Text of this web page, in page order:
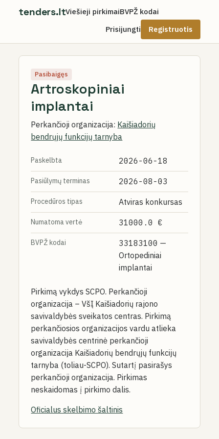
tenders.ltViešieji pirkimaiBVPŽ kodai
Prisijungti
Registruotis
Pasibaigęs
Artroskopiniai
implantai
Perkančioji organizacija: Kaišiadorių
bendrųjų funkcijų tarnyba
Paskelbta 2026-06-18
Pasiūlymų terminas 2026-08-03
Procedūros tipas Atviras konkursas
Numatoma vertė 31000.0 €
BVPŽ kodai 33183100 —
Ortopediniai
implantai
Pirkimą vykdys SCPO. Perkančioji
organizacija – VšĮ Kaišiadorių rajono
savivaldybės sveikatos centras. Pirkimą
perkančiosios organizacijos vardu atlieka
savivaldybės centrinė perkančioji
organizacija Kaišiadorių bendrųjų funkcijų
tarnyba (toliau-SCPO). Sutartį pasirašys
perkančioji organizacija. Pirkimas
neskaidomas į pirkimo dalis.
Oficialus skelbimo šaltinis